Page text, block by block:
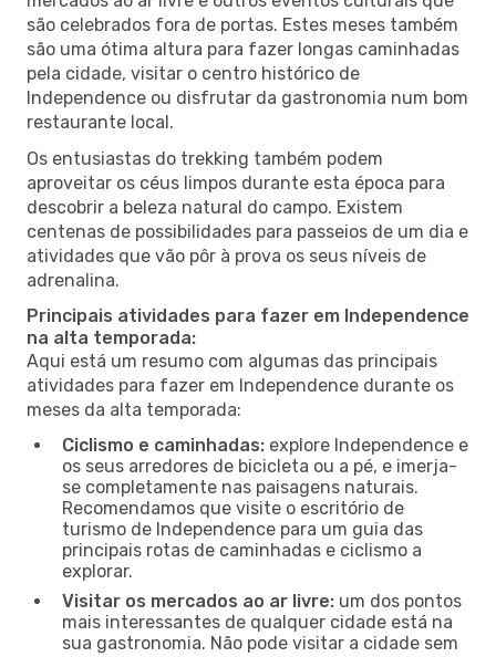
são celebrados fora de portas. Estes meses também
são uma ótima altura para fazer longas caminhadas
pela cidade, visitar o centro histórico de
Independence ou disfrutar da gastronomia num bom
restaurante local.
Os entusiastas do trekking também podem
aproveitar os céus limpos durante esta época para
descobrir a beleza natural do campo. Existem
centenas de possibilidades para passeios de um dia e
atividades que vão pôr à prova os seus níveis de
adrenalina.
Principais atividades para fazer em Independence
na alta temporada:
Aqui está um resumo com algumas das principais
atividades para fazer em Independence durante os
meses da alta temporada:
Ciclismo e caminhadas: explore Independence e
os seus arredores de bicicleta ou a pé, e imerja-
se completamente nas paisagens naturais.
Recomendamos que visite o escritório de
turismo de Independence para um guia das
principais rotas de caminhadas e ciclismo a
explorar.
Visitar os mercados ao ar livre: um dos pontos
mais interessantes de qualquer cidade está na
sua gastronomia. Não pode visitar a cidade sem